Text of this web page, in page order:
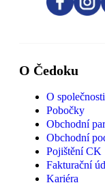
O Čedoku
O společnosti
Pobočky
Obchodní
Obchodní
Pojištění CK
Fakturační
Kariéra